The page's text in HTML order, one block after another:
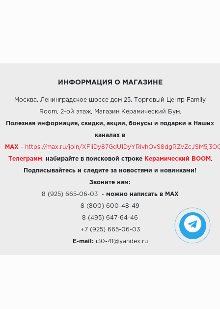
ИНФОРМАЦИЯ О МАГАЗИНЕ
Москва, Ленинградское шоссе дом 25, Торговый Центр Family
Room, 2-ой этаж, Магазин Керамический Бум.
Полезная информация, скидки, акции, бонусы и подарки в Наших
каналах в
MAX - https://max.ru/join/
Телеграмм набирайте в поисковой строке Керамический BOOM .
Подписывайтесь и следите за новостями и новинками!
Звоните нам:
8 (925) 665-06-03- можно написать в MAX
8 (800) 600-48-49
8 (495) 647-64-46
+7 (925) 665-06-03
E-mail: i30-41@yandex.ru